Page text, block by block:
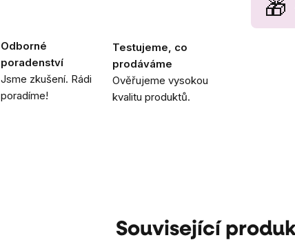
Odborné
poradenství
Jsme zkušení. Rádi
poradíme!
Testujeme, co
prodáváme
Ověřujeme vysokou
kvalitu produktů.
Související